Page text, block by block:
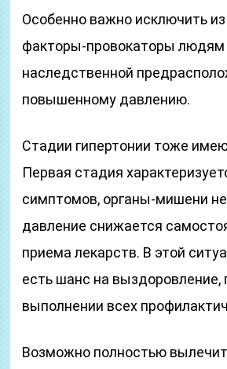
Особенно важно исключить
факторы-провокаторы людям
наследственной
повышенному давлению.
Стадии гипертонии тоже
Первая стадия
симптомов, органы-мишени
давление снижается
приема лекарств. В этой
есть шанс на выздоровление,
выполнении всех
Возможно полностью